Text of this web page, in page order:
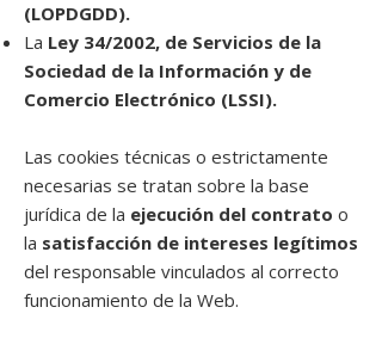
(LOPDGDD).
La Ley 34/2002, de Servicios de la
Sociedad de la Información y de
Comercio Electrónico (LSSI).
Las cookies técnicas o estrictamente
necesarias se tratan sobre la base
jurídica de la ejecución del contrato o
la satisfacción de intereses legítimos
del responsable vinculados al correcto
funcionamiento de la Web.